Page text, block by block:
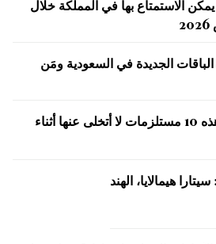
الاستمتاع بها في المملكة خلال
الجديدة في السعودية ومَن
أنا صيدلانية وهذه 10 مستلزمات لا أتخلى عنها أثناء
هيمالايا، الهند